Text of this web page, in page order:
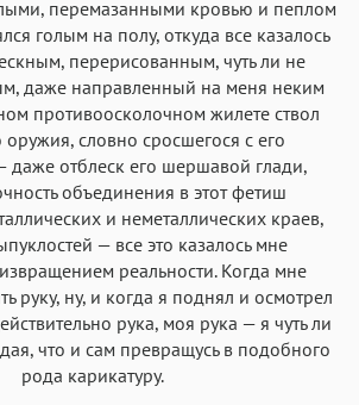
перемазанными кровью и пеплом
голым на полу, откуда все казалось
перерисованным, чуть ли не
даже направленный на меня неким
противоосколочном жилете ствол
словно сросшегося с его
даже отблеск его шершавой глади,
объединения в этот фетиш
и неметаллических краев,
— все это казалось мне
реальности. Когда мне
руку, ну, и когда я поднял и осмотрел
рука, моя рука — я чуть ли
что и сам превращусь в подобного
рода карикатуру.